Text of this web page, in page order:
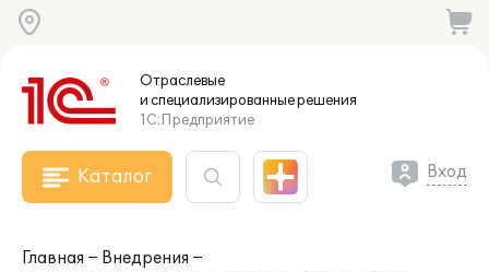
Отраслевые
и специализированныерешения
1С:Предприятие
Каталог Вход
Главная
Внедрения